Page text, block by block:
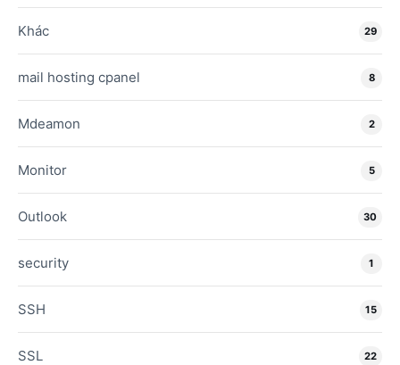
Khác 29
mail hosting cpanel 8
Mdeamon 2
Monitor 5
Outlook 30
security 1
SSH 15
SSL 22